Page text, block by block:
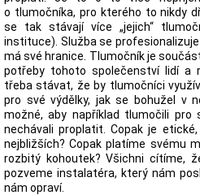
o tlumočníka, pro kterého to nikdy
se tak stávají více „jejich“
instituce). Služba se
má své hranice. Tlumočník je
potřeby tohoto společenství lidí a
třeba stávat, že by tlumočníci
pro své výdělky, jak se bohužel v
možné, aby například tlumočili
nechávali proplatit. Copak je
nejbližších? Copak platíme svému
rozbitý kohoutek? Všichni cítíme,
pozveme instalatéra, který nám
nám opraví.